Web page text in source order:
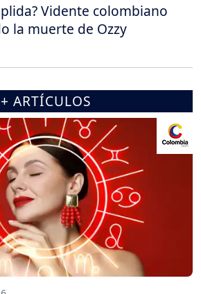
Vidente colombiano
la muerte de Ozzy
+ ARTÍCULOS